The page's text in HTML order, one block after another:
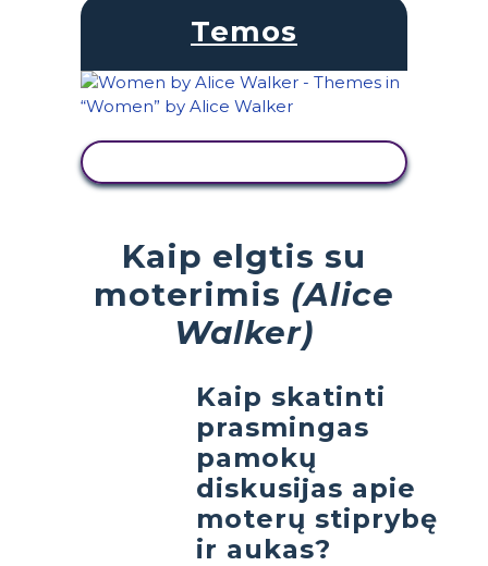
Temos
Kaip elgtis su
moterimis (Alice
Walker)
Kaip skatinti
prasmingas
pamokų
diskusijas apie
moterų stiprybę
ir aukas?